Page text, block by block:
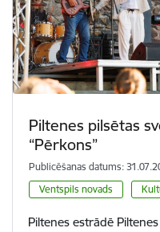
Piltenes pilsētas
“Pērkons”
Publicēšanas datums:
Ventspils novads
Piltenes estrādē